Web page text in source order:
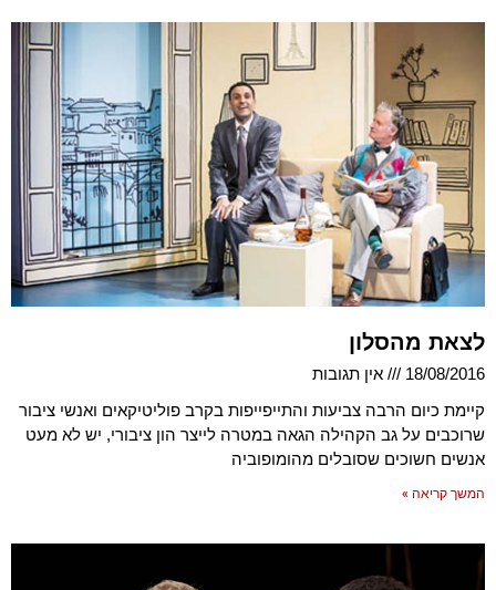
לצאת מהסלון
18/08/2016
אין תגובות
קיימת כיום הרבה צביעות והתייפייפות בקרב פוליטיקאים ואנשי ציבור
שרוכבים על גב הקהילה הגאה במטרה לייצר הון ציבורי, יש לא מעט
אנשים חשוכים שסובלים מהומופוביה
המשך קריאה »